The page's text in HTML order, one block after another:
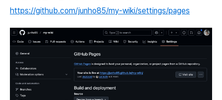
https://github.com/junho85/my-wiki/settings/pages